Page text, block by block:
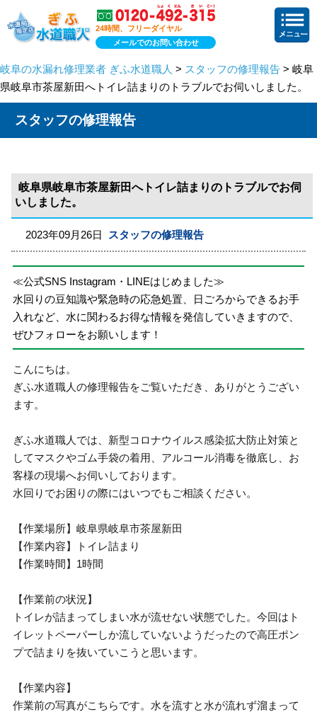
24時間、フリーダイヤル
メールでのお問い合わせ
岐阜の水漏れ修理業者 ぎふ水道職人 > スタッフの修理報告 > 岐阜
県岐阜市茶屋新田へトイレ詰まりのトラブルでお伺いしました。
スタッフの修理報告
岐阜県岐阜市茶屋新田へトイレ詰まりのトラブルでお伺
いしました。
2023年09月26日 スタッフの修理報告
≪公式SNS Instagram・LINEはじめました≫
水回りの豆知識や緊急時の応急処置、日ごろからできるお手
入れなど、水に関わるお得な情報を発信していきますので、
ぜひフォローをお願いします！
こんにちは。
ぎふ水道職人の修理報告をご覧いただき、ありがとうござい
ます。
ぎふ水道職人では、新型コロナウイルス感染拡大防止対策と
してマスクやゴム手袋の着用、アルコール消毒を徹底し、お
客様の現場へお伺いしております。
水回りでお困りの際にはいつでもご相談ください。
【作業場所】岐阜県岐阜市茶屋新田
【作業内容】トイレ詰まり
【作業時間】1時間
【作業前の状況】
トイレが詰まってしまい水が流せない状態でした。今回はト
イレットペーパーしか流していないようだったので高圧ポン
プで詰まりを抜いていこうと思います。
【作業内容】
作業前の写真がこちらです。水を流すと水が流れず溜まって